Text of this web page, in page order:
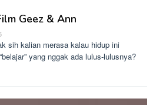
Geez & Ann
sih kalian merasa kalau hidup ini
yang nggak ada lulus-lulusnya?